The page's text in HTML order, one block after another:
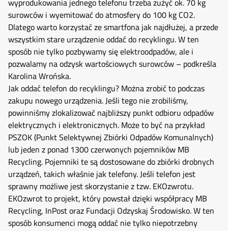
wyprodukowania jednego telefonu trzeba zużyć ok. 70 kg
surowców i wyemitować do atmosfery do 100 kg CO2.
Dlatego warto korzystać ze smartfona jak najdłużej, a przede
wszystkim stare urządzenie oddać do recyklingu. W ten
sposób nie tylko pozbywamy się elektroodpadów, ale i
pozwalamy na odzysk wartościowych surowców – podkreśla
Karolina Wrońska.
Jak oddać telefon do recyklingu? Można zrobić to podczas
zakupu nowego urządzenia. Jeśli tego nie zrobiliśmy,
powinniśmy zlokalizować najbliższy punkt odbioru odpadów
elektrycznych i elektronicznych. Może to być na przykład
PSZOK (Punkt Selektywnej Zbiórki Odpadów Komunalnych)
lub jeden z ponad 1300 czerwonych pojemników MB
Recycling. Pojemniki te są dostosowane do zbiórki drobnych
urządzeń, takich właśnie jak telefony. Jeśli telefon jest
sprawny możliwe jest skorzystanie z tzw. EKOzwrotu.
EKOzwrot to projekt, który powstał dzięki współpracy MB
Recycling, InPost oraz Fundacji Odzyskaj Środowisko. W ten
sposób konsumenci mogą oddać nie tylko niepotrzebny